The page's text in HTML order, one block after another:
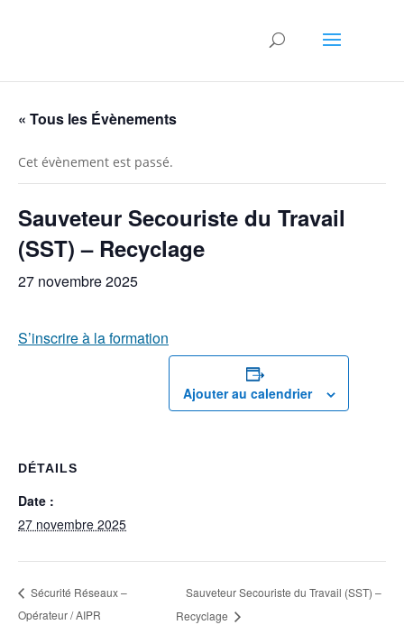
« Tous les Évènements
Cet évènement est passé.
Sauveteur Secouriste du Travail
(SST) – Recyclage
27 novembre 2025
S’inscrire à la formation
Ajouter au calendrier
DÉTAILS
Date :
27 novembre 2025
Sécurité Réseaux –
Opérateur / AIPR
Sauveteur Secouriste du Travail (SST) –
Recyclage